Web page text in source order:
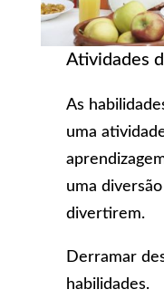
Atividades
As
uma
uma
divertirem.
Derramar
habilidades.